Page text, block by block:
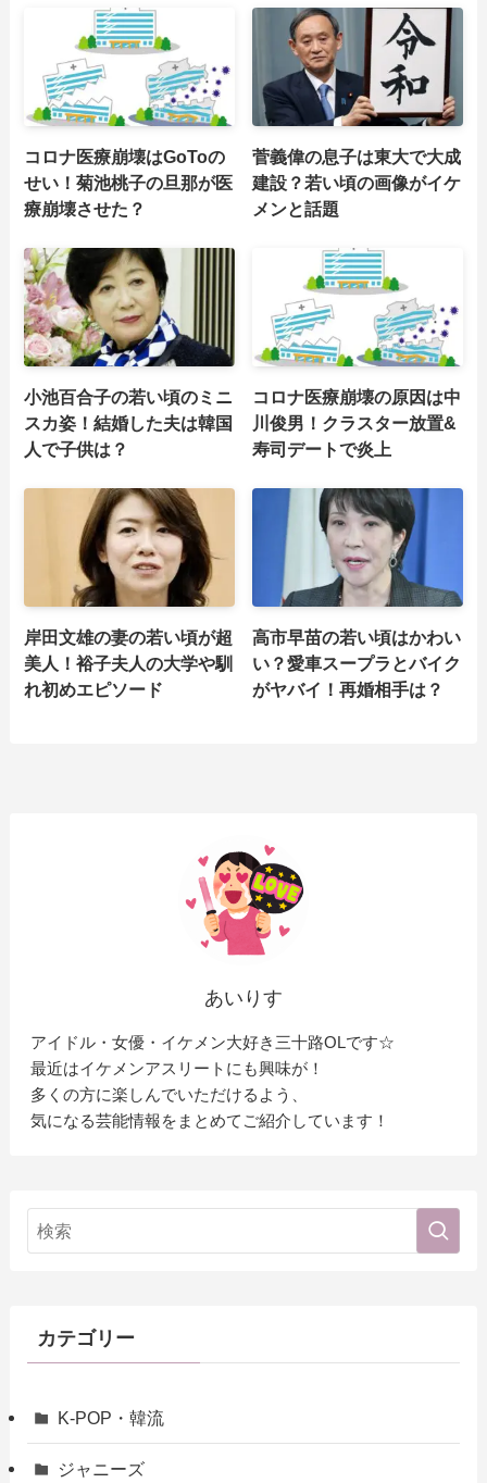
コロナ医療崩壊はGoToの
せい！菊池桃子の旦那が医
療崩壊させた？
菅義偉の息子は東大で大成
建設？若い頃の画像がイケ
メンと話題
小池百合子の若い頃のミニ
スカ姿！結婚した夫は韓国
人で子供は？
コロナ医療崩壊の原因は中
川俊男！クラスター放置&
寿司デートで炎上
岸田文雄の妻の若い頃が超
美人！裕子夫人の大学や馴
れ初めエピソード
高市早苗の若い頃はかわい
い？愛車スープラとバイク
がヤバイ！再婚相手は？
あいりす
アイドル・女優・イケメン大好き三十路OLです☆
最近はイケメンアスリートにも興味が！
多くの方に楽しんでいただけるよう、
気になる芸能情報をまとめてご紹介しています！
カテゴリー
K-POP・韓流
ジャニーズ